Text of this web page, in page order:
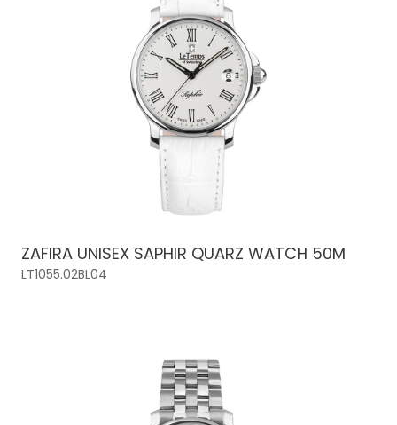
ZAFIRA UNISEX SAPHIR QUARZ WATCH 50M
LT1055.02BL04